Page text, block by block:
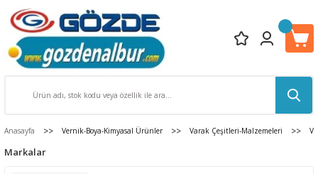
Anasayfa Vernik-Boya-Kimyasal Ürünler Varak Çeşitleri-Malzemeleri
Markalar